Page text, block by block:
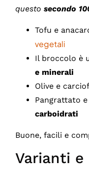
questosecondo
Tofu e
vegetali
Il broccolo è
e minerali
Olive e
Pangrattato
carboidrati
Buone, facili e
Varianti e